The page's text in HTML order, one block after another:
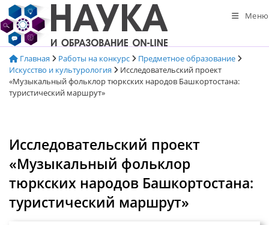
Перейти
к
содержимому
Меню
Главная Работы на конкурс
Предметное образование
Искусство и культурология
Исследовательский проект
«Музыкальный фольклор тюркских народов Башкортостана:
туристический маршрут»
Исследовательский проект
«Музыкальный фольклор
тюркских народов Башкортостана:
туристический маршрут»